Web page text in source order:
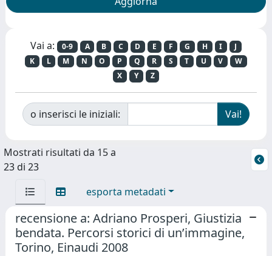
Vai a: 0-9 A B C D E F G H I
J
K
L M N O P Q R S T U V
W
X
Y Z
o inserisci le iniziali:
Mostrati risultati da 15 a
23 di 23
esporta metadati
recensione a: Adriano Prosperi, Giustizia
bendata. Percorsi storici di un’immagine,
Torino, Einaudi 2008